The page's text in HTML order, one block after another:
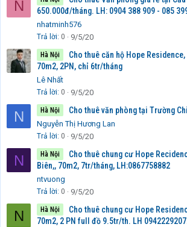
N
650.000đ/tháng. LH: 0904 388 909 - 085
nhatminh576
Trả lời 0 9/5/20
Hà Nội
Cho thuê căn hộ Hope
70m2, 2PN, chỉ 6tr/tháng
Lê Nhất
Trả lời 0 9/5/20
N Hà Nội Cho thuê văn phòng tại Trường
Nguyễn Thị Hương Lan
Trả lời 0 9/5/20
N Hà Nội
Cho thuê chung cư Hope
Biên,, 70m2, 7tr/tháng, LH:0867758882
ntvuong
Trả lời 0 9/5/20
N Hà Nội
Cho thuê chung cư Hope
70m2, 2 PN full đồ 9.5tr/th. LH